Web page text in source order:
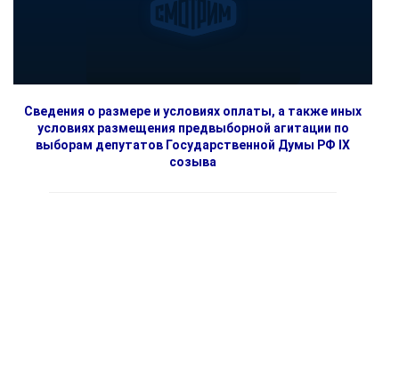
Сведения о размере и условиях оплаты, а также иных
условиях размещения предвыборной агитации по
выборам депутатов Государственной Думы РФ IX
созыва